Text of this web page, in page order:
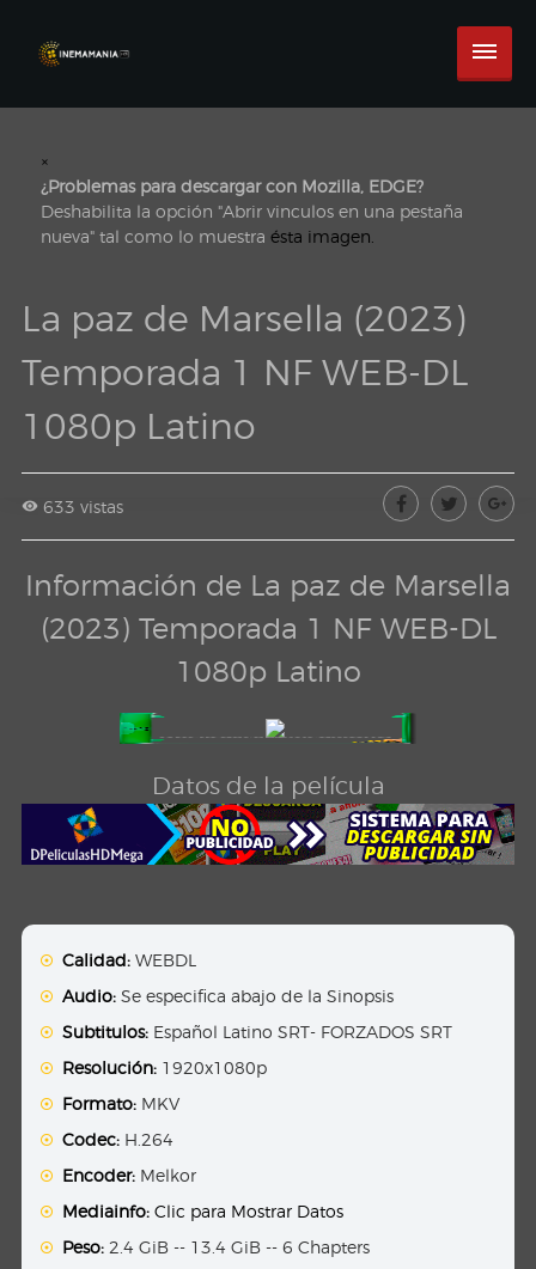
×
¿Problemas para descargar con Mozilla, EDGE?
Deshabilita la opción "Abrir vinculos en una pestaña
nueva" tal como lo muestra ésta imagen.
La paz de Marsella (2023)
Temporada 1 NF WEB-DL
1080p Latino
633 vistas
Información de La paz de Marsella
(2023) Temporada 1 NF WEB-DL
1080p Latino
Datos de la película
Calidad: WEBDL
Audio: Se especifica abajo de la Sinopsis
Subtitulos: Español Latino SRT- FORZADOS SRT
Resolución: 1920x1080p
Formato: MKV
Codec: H.264
Encoder: Melkor
Mediainfo: Clic para Mostrar Datos
Peso: 2.4 GiB -- 13.4 GiB -- 6 Chapters